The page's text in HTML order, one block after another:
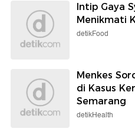
Intip Gaya
Menikmati
detikFood
Menkes
di Kasus
Semarang
detikHealth